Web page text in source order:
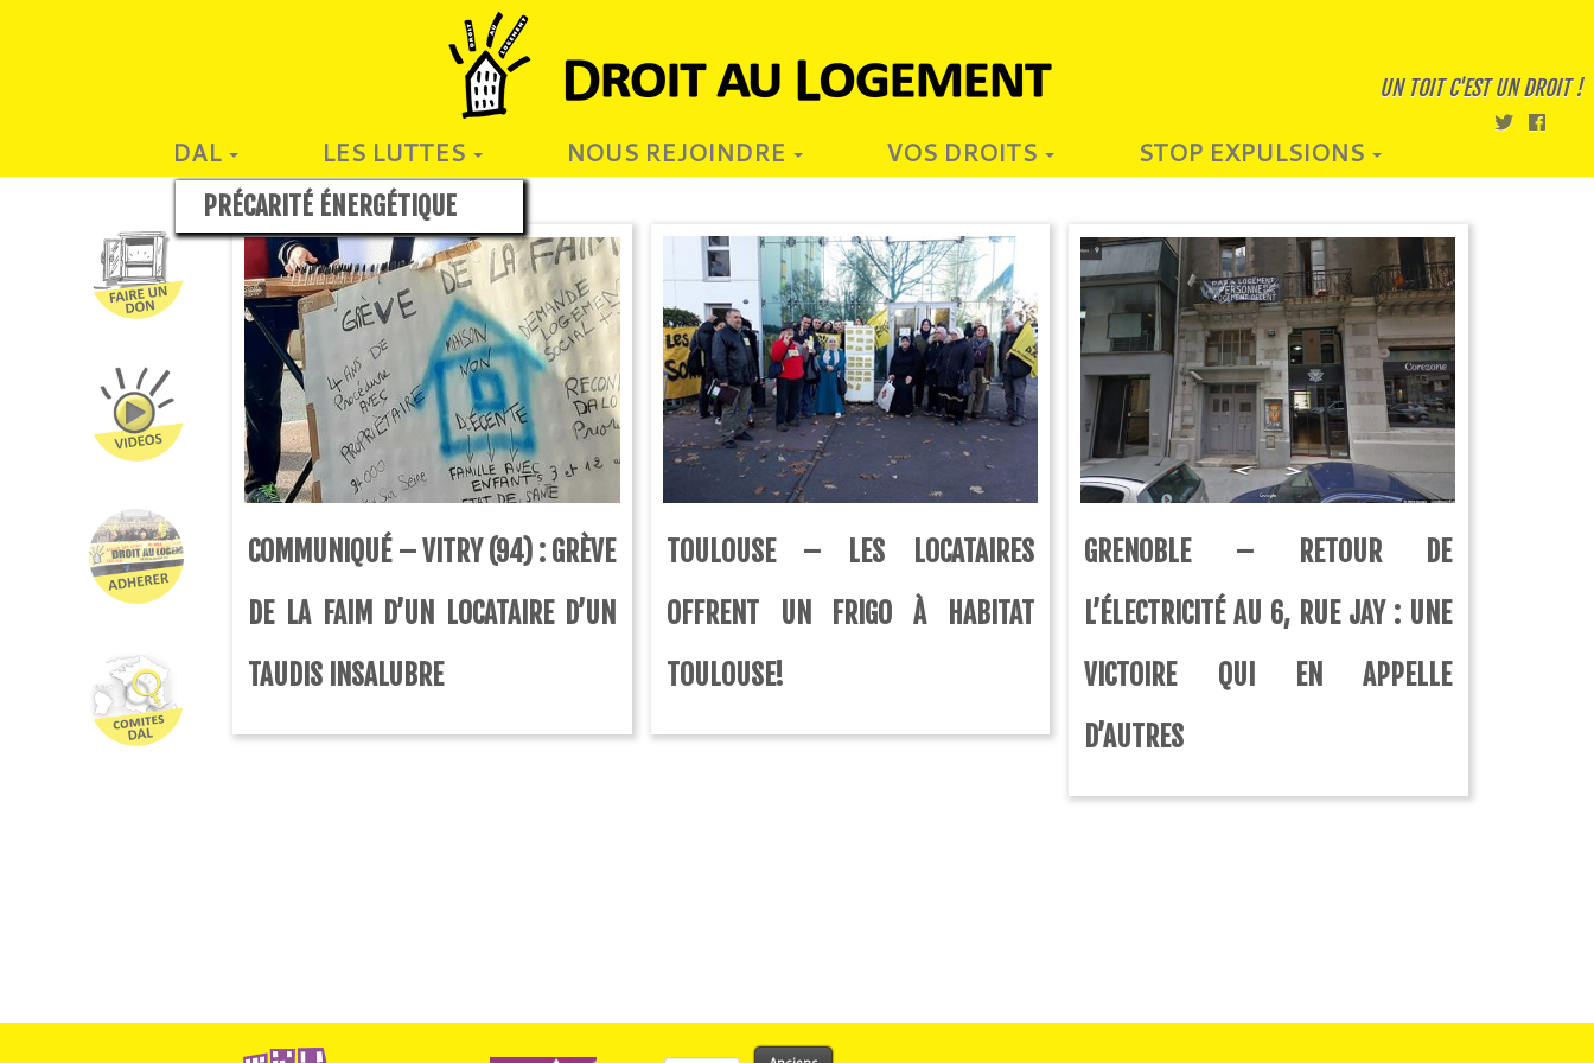
UN TOIT C'EST UN DROIT !
DAL LES LUTTES NOUS REJOINDRE VOS DROITS STOP EXPULSIONS
PRÉCARITÉ ÉNERGÉTIQUE
COMMUNIQUÉ – VITRY (94) : GRÈVE
DE LA FAIM D’UN LOCATAIRE D’UN
TAUDIS INSALUBRE
TOULOUSE – LES LOCATAIRES
OFFRENT UN FRIGO À HABITAT
TOULOUSE!
GRENOBLE – RETOUR DE
L’ÉLECTRICITÉ AU 6, RUE JAY : UNE
VICTOIRE QUI EN APPELLE
D’AUTRES